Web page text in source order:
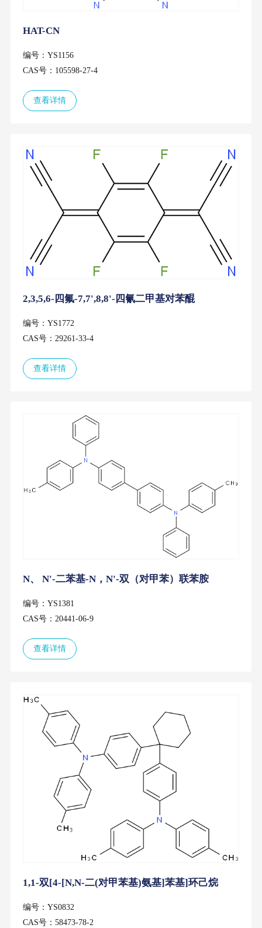
HAT-CN
编号：YS1156
CAS号：105598-27-4
查看详情
2,3,5,6-四氟-7,7',8,8'-四氰二甲基对苯醌
编号：YS1772
CAS号：29261-33-4
查看详情
N、 N'-二苯基-N，N'-双（对甲苯）联苯胺
编号：YS1381
CAS号：20441-06-9
查看详情
1,1-双[4-[N,N-二(对甲苯基)氨基]苯基]环己烷
编号：YS0832
CAS号：58473-78-2